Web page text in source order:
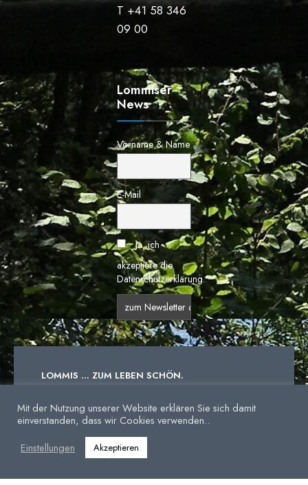
T +41 58 346
09 00
Lommiser
News
Vorname & Name
E-Mail
Ja, ich
akzeptiere die
Datenschutzerklärung.
LOMMIS ... ZUM LEBEN SCHÖN.
IMPRESSUM
Mit der Nutzung unserer Website erklären Sie sich damit
einverstanden, dass wir Cookies verwenden..
Einstellungen
Akzeptieren